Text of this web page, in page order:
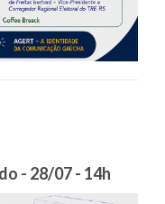
- 28/07 - 14h